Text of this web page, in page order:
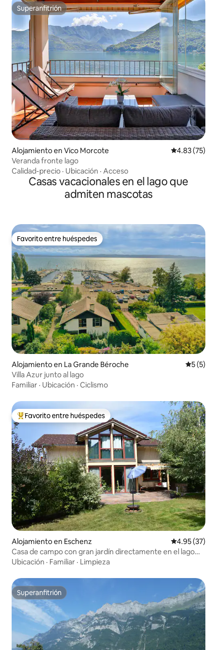
Superanfitrión
Superanfitrión
Alojamiento en Vico Morcote Calificación
4.83 (75)
Veranda fronte lago
Calidad-precio · Ubicación · Acceso
Casas vacacionales en el lago que
admiten mascotas
Favorito entre huéspedes
Favorito entre huéspedes
Alojamiento en La Grande Béroche
5 (5)
Villa Azur junto al lago
Familiar · Ubicación · Ciclismo
Favorito entre huéspedes preferido
Favorito entre huéspedes
Alojamiento en Eschenz Calificación
4.95 (37)
Casa de campo con gran jardín directamente en el lago
Constanza
Ubicación · Familiar · Limpieza
Superanfitrión
Superanfitrión